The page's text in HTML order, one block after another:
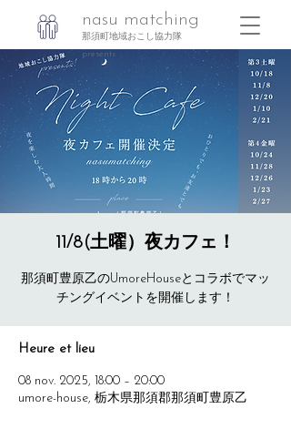
nasu matching
那須町地域おこし協力隊
presents
11/8(土曜）夜カフェ！
那須町豊原乙のUmoreHouseとコラボでマッ
Heure et lieu
08 nov. 2025, 18:00 – 20:00
umore-house, 栃木県那須郡那須町豊原乙